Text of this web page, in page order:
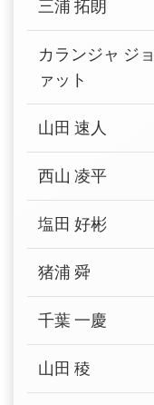
三浦 拓朗
カランジャ ジ
ァット
山田 速人
西山 凌平
塩田 好彬
猪浦 舜
千葉 一慶
山田 稜